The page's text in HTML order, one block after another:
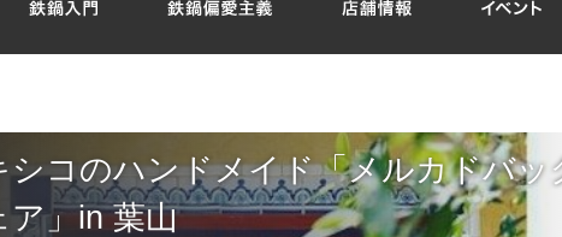
シコのハンドメイド「メルカドバッ
ア」in 葉山